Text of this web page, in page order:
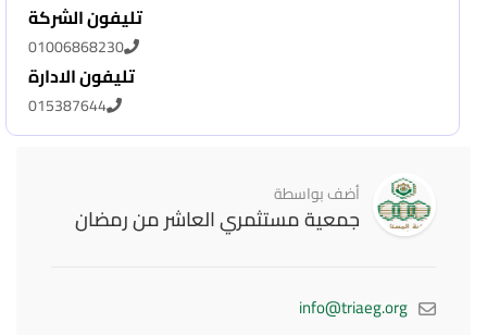
تليفون الشركة
01006868230
تليفون الادارة
015387644
أضف بواسطة
جمعية مستثمري العاشر من رمضان
info@triaeg.org